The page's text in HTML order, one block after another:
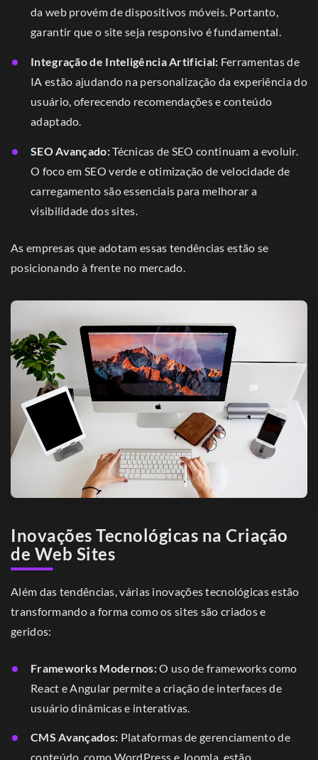
da web provém de dispositivos móveis. Portanto,
garantir que o site seja responsivo é fundamental.
Integração de Inteligência Artificial: Ferramentas de
IA estão ajudando na personalização da experiência do
usuário, oferecendo recomendações e conteúdo
adaptado.
SEO Avançado:Técnicas de SEO continuam a evoluir.
O foco em SEO verde e otimização de velocidade de
carregamento são essenciais para melhorar a
visibilidade dos sites.
As empresas que adotam essas tendências estão se
posicionando à frente no mercado.
Inovações Tecnológicas na Criação
de Web Sites
Além das tendências, várias inovações tecnológicas estão
transformando a forma como os sites são criados e
geridos:
Frameworks Modernos:O uso de frameworks como
React e Angular permite a criação de interfaces de
usuário dinâmicas e interativas.
CMS Avançados: Plataformas de gerenciamento de
conteúdo, como WordPress e Joomla, estão